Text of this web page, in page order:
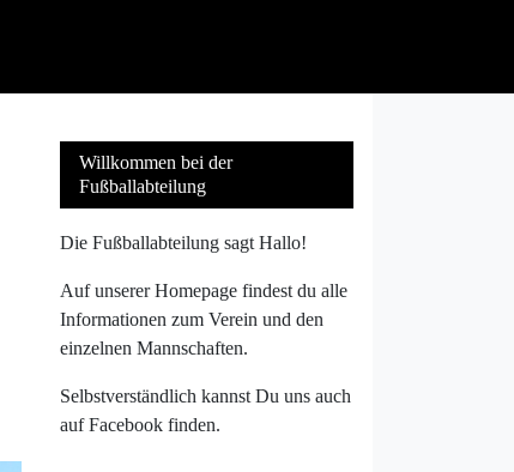
Willkommen bei der
Fußballabteilung
Die Fußballabteilung sagt Hallo!
Auf unserer Homepage findest du alle
Informationen zum Verein und den
einzelnen Mannschaften.
Selbstverständlich kannst Du uns auch
auf Facebook finden.